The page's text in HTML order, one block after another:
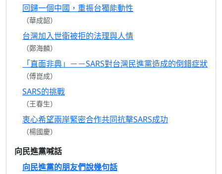
回歸一個中國，重振台獨能動性
（華成韶）
台灣加入世衛被拒的法理與人情
（鄭海麟）
「直面非典」－－SARS對台灣民進黨造成的倒錯症狀
（傅崑成）
SARS的挑戰
（王春生）
衷心希望兩岸緊密合作共同抗擊SARS成功
（楊國慶）
向民進黨喊話
向民進黨的朋友們說幾句話